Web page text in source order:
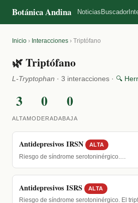
Botánica Andina Noticias Buscador
Inicio › Interacciones › Triptófano
🌿 Triptófano
L-Tryptophan · 3 interacciones · 🔍
3
ALTA
0
MODERADA
0
BAJA
Antidepresivos IRSN ALTA
Riesgo de síndrome serotoninérgico.…
Antidepresivos ISRS ALTA
Riesgo de síndrome serotoninérgico. El